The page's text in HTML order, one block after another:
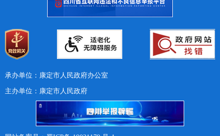
承办单位：康定市人民政府办公室
主办单位：康定市人民政府